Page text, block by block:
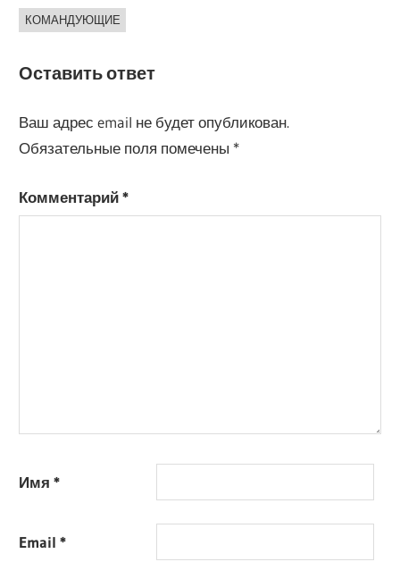
КОМАНДУЮЩИЕ
Оставить ответ
Ваш адрес email не будет опубликован.
Обязательные поля помечены *
Комментарий*
Имя*
Email*